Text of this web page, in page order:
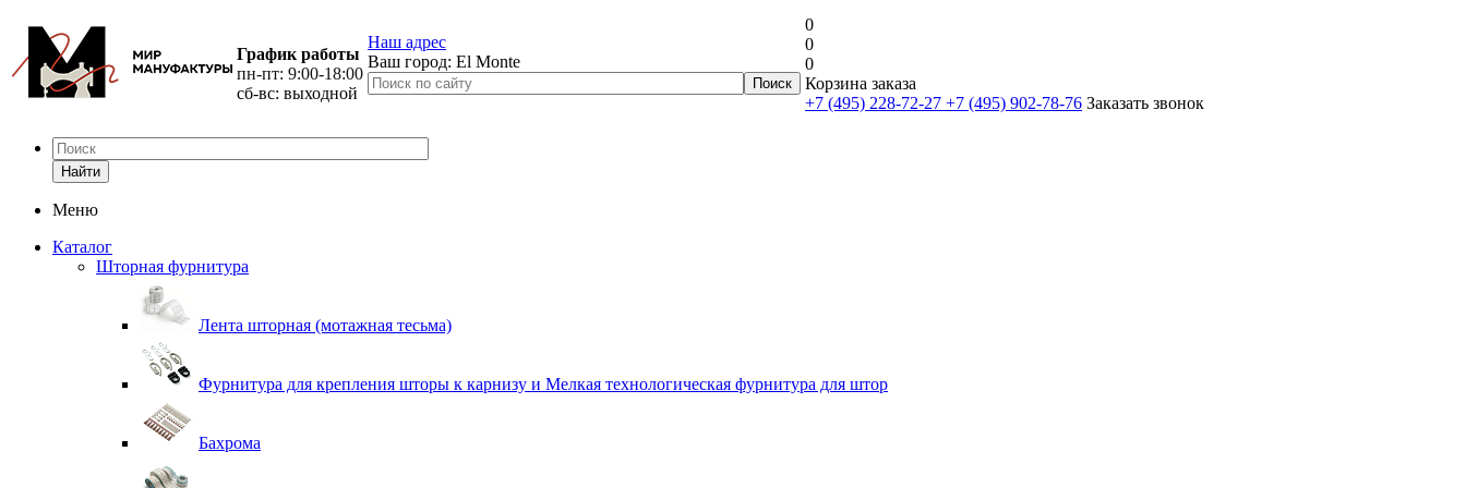
График работы
пн-пт: 9:00-18:00
сб-вс: выходной
Наш адрес
Ваш город: El Monte
0
0
0
Корзина заказа
+7 (495) 228-72-27 +7 (495) 902-78-76 Заказать звонок
Найти
Меню
Каталог
Шторная фурнитура
Лента шторная (мотажная тесьма)
Фурнитура для крепления шторы к карнизу и Мелкая технологическая фурнитура для штор
Бахрома